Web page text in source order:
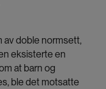
av doble normsett,
eksisterte en
at barn og
ble det motsatte